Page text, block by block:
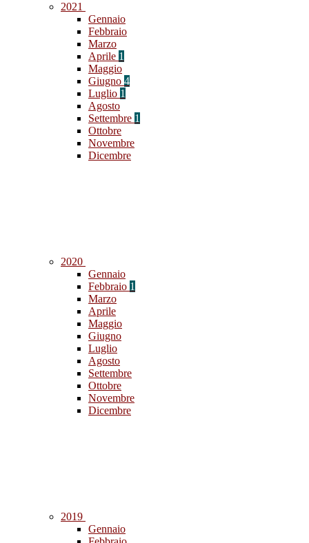
2021
Gennaio
Febbraio
Marzo
Aprile 1
Maggio
Giugno 4
Luglio 1
Agosto
Settembre 1
Ottobre
Novembre
Dicembre
2020
Gennaio
Febbraio 1
Marzo
Aprile
Maggio
Giugno
Luglio
Agosto
Settembre
Ottobre
Novembre
Dicembre
2019
Gennaio